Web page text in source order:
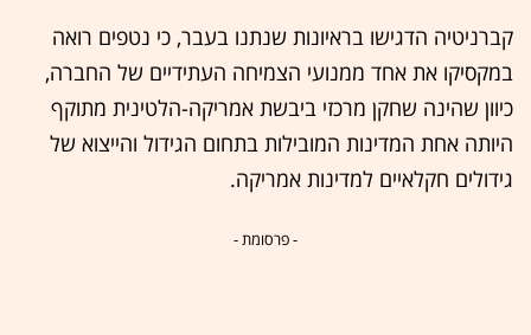
קברניטיה הדגישו בראיונות שנתנו בעבר, כי נטפים רואה
במקסיקו את אחד ממנועי הצמיחה העתידיים של החברה,
כיוון שהינה שחקן מרכזי ביבשת אמריקה-הלטינית מתוקף
היותה אחת המדינות המובילות בתחום הגידול והייצוא של
גידולים חקלאיים למדינות אמריקה.
- פרסומת -